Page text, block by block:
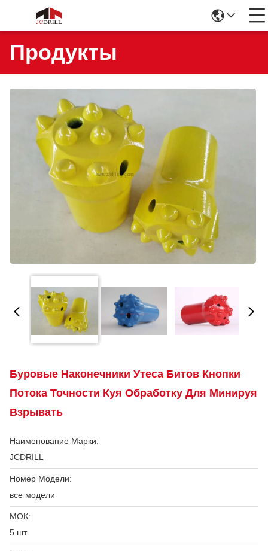
Продукты
Буровые Наконечники Утеса Битов Кнопки
Потока Точности Куя Обработку Для Минируя
Взрывать
Наименование Марки:
JCDRILL
Номер Модели:
все модели
МОК:
5 шт